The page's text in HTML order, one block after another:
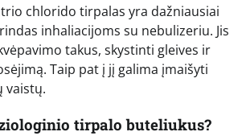
chlorido tirpalas yra dažniausiai
inhaliacijoms su nebulizeriu. Jis
takus, skystinti gleives ir
Taip pat į jį galima įmaišyti
vaistų.
tirpalo buteliukus?